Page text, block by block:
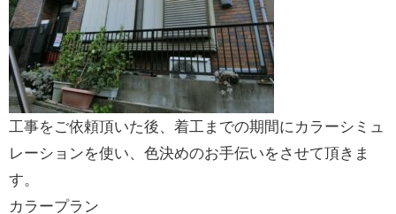
工事をご依頼頂いた後、着工までの期間にカラーシミュ
レーションを使い、色決めのお手伝いをさせて頂きま
す。
カラープラン